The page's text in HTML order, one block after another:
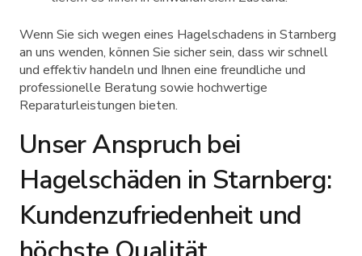
Wenn Sie sich wegen eines Hagelschadens in Starnberg
an uns wenden, können Sie sicher sein, dass wir schnell
und effektiv handeln und Ihnen eine freundliche und
professionelle Beratung sowie hochwertige
Reparaturleistungen bieten.
Unser Anspruch bei
Hagelschäden in Starnberg:
Kundenzufriedenheit und